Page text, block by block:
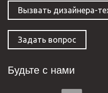
Вызвать дизайнера-
Задать вопрос
Будьте с нами